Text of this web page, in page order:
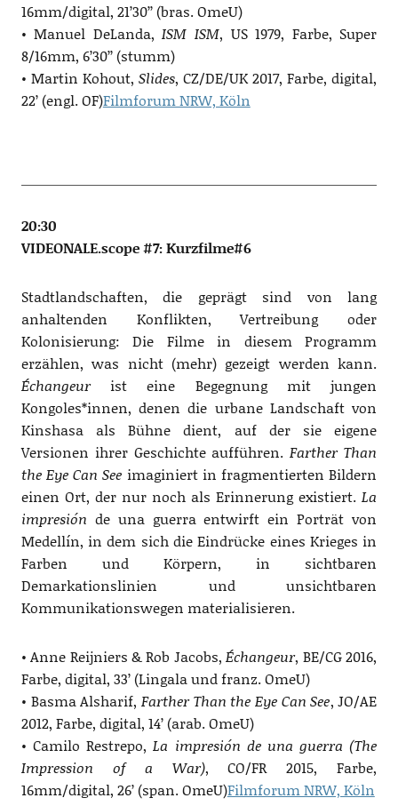
16mm/digital, 21’30’’ (bras. OmeU)
• Manuel DeLanda,ISM ISM, US 1979, Farbe, Super
8/16mm, 6’30’’ (stumm)
• Martin Kohout, Slides, CZ/DE/UK 2017, Farbe, digital,
22’ (engl. OF)Filmforum NRW, Köln
20:30
VIDEONALE.scope #7: Kurzfilme#6
Stadtlandschaften, die geprägt sind von lang
anhaltenden Konflikten, Vertreibung oder
Kolonisierung: Die Filme in diesem Programm
erzählen, was nicht (mehr) gezeigt werden kann.
Échangeurist eine Begegnung mit jungen
Kongoles*innen, denen die urbane Landschaft von
Kinshasa als Bühne dient, auf der sie eigene
Versionen ihrer Geschichte aufführen.Farther Than
the Eye Can See imaginiert in fragmentierten Bildern
einen Ort, der nur noch als Erinnerung existiert.La
impresión de una guerra entwirft ein Porträt von
Medellín, in dem sich die Eindrücke eines Krieges in
Farben und Körpern, in sichtbaren
Demarkationslinien und unsichtbaren
Kommunikationswegen materialisieren.
• Anne Reijniers & Rob Jacobs,Échangeur, BE/CG 2016,
Farbe, digital, 33’ (Lingala und franz. OmeU)
• Basma Alsharif, Farther Than the Eye Can See, JO/AE
2012, Farbe, digital, 14’ (arab. OmeU)
• Camilo Restrepo,La impresión de una guerra (The
Impression of a War), CO/FR 2015, Farbe,
16mm/digital, 26’ (span. OmeU)Filmforum NRW, Köln